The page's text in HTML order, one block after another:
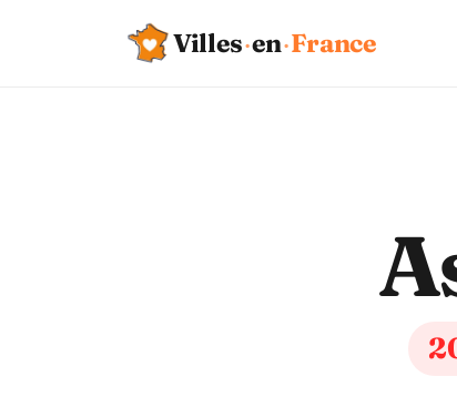
Villes·en·France